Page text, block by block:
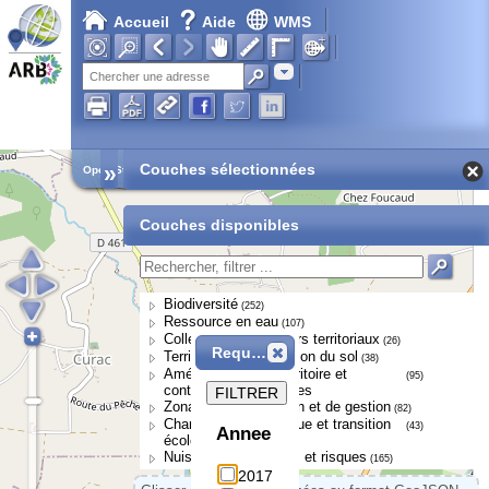
Accueil Aide WMS
Adresse
Open Street Map
» Couches sélectionnées
Couches disponibles
Biodiversité (252)
Ressource en eau (107)
Collectivités et acteurs territoriaux (26)
Territoires et occupation du sol (38)
Aménagement du territoire et
continuités écologiques
(95)
Zonages de protection et de gestion (82)
Changement climatique et transition
écologique
(43)
Nuisances, pressions et risques (165)
Requête
Annee
2017
FILTRER